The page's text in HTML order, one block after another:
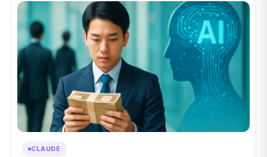
CLAUDE